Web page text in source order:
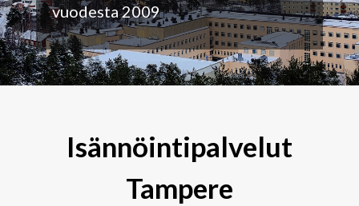
vuodesta 2009
Isännöintipalvelut
Tampere